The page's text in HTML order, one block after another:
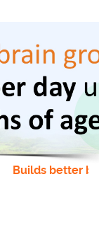
Builds better